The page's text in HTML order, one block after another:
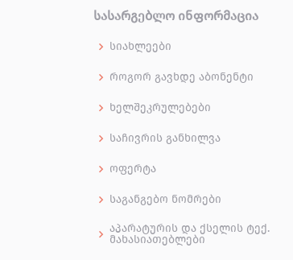
ᲡᲐᲡᲐᲠᲒᲔᲑᲚᲝ ᲘᲜᲤᲝᲠᲛᲐᲪᲘᲐ
სიახლეები
როგორ გავხდე აბონენტი
ხელშეკრულებები
საჩივრის განხილვა
ოფერტა
საგანგებო ნომრები
აპარატურის და ქსელის ტექ.
მახასიათებლები